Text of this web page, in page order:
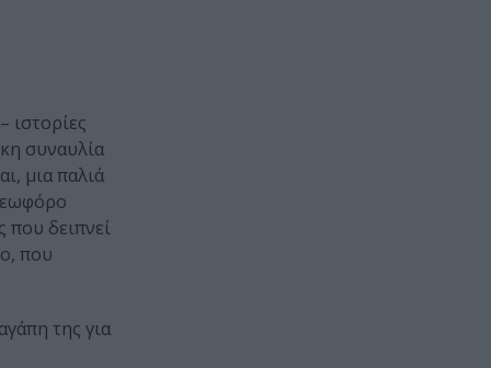
ιστορίες
συναυλία
μια παλιά
που δειπνεί
που
της για